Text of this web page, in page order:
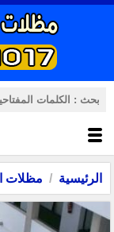
الرئيسية مظلات